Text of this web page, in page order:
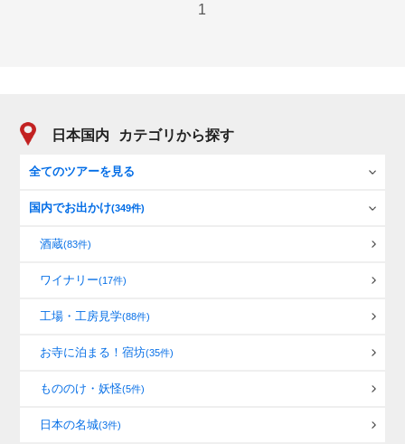
1
日本国内 カテゴリから探す
全てのツアーを見る
国内でお出かけ(349件)
酒蔵(83件)
ワイナリー(17件)
工場・工房見学(88件)
お寺に泊まる！宿坊(35件)
もののけ・妖怪(5件)
日本の名城(3件)